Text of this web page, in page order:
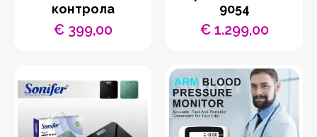
контрола
€399,00
9054
€1.299,00